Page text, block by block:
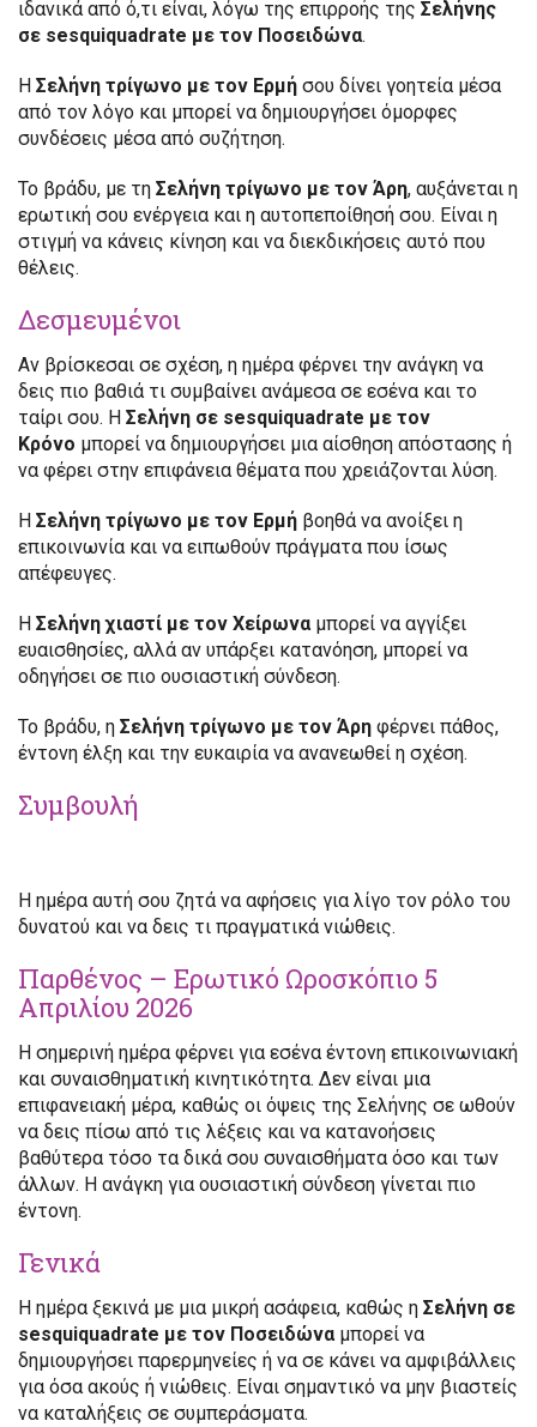
ιδανικά από ό,τι είναι, λόγω της επιρροής της Σελήνης
σε sesquiquadrate με τον Ποσειδώνα.
Η Σελήνη τρίγωνο με τον Ερμή σου δίνει γοητεία μέσα
από τον λόγο και μπορεί να δημιουργήσει όμορφες
συνδέσεις μέσα από συζήτηση.
Το βράδυ, με τη Σελήνη τρίγωνο με τον Άρη, αυξάνεται η
ερωτική σου ενέργεια και η αυτοπεποίθησή σου. Είναι η
στιγμή να κάνεις κίνηση και να διεκδικήσεις αυτό που
θέλεις.
Δεσμευμένοι
Αν βρίσκεσαι σε σχέση, η ημέρα φέρνει την ανάγκη να
δεις πιο βαθιά τι συμβαίνει ανάμεσα σε εσένα και το
ταίρι σου. Η Σελήνη σε sesquiquadrate με τον
Κρόνο μπορεί να δημιουργήσει μια αίσθηση απόστασης ή
να φέρει στην επιφάνεια θέματα που χρειάζονται λύση.
Η Σελήνη τρίγωνο με τον Ερμή βοηθά να ανοίξει η
επικοινωνία και να ειπωθούν πράγματα που ίσως
απέφευγες.
Η Σελήνη χιαστί με τον Χείρωναμπορεί να αγγίξει
ευαισθησίες, αλλά αν υπάρξει κατανόηση, μπορεί να
οδηγήσει σε πιο ουσιαστική σύνδεση.
Το βράδυ, η Σελήνη τρίγωνο με τον Άρη φέρνει πάθος,
έντονη έλξη και την ευκαιρία να ανανεωθεί η σχέση.
Συμβουλή
Η ημέρα αυτή σου ζητά να αφήσεις για λίγο τον ρόλο του
δυνατού και να δεις τι πραγματικά νιώθεις.
Παρθένος – Ερωτικό Ωροσκόπιο 5
Απριλίου 2026
Η σημερινή ημέρα φέρνει για εσένα έντονη επικοινωνιακή
και συναισθηματική κινητικότητα. Δεν είναι μια
επιφανειακή μέρα, καθώς οι όψεις της Σελήνης σε ωθούν
να δεις πίσω από τις λέξεις και να κατανοήσεις
βαθύτερα τόσο τα δικά σου συναισθήματα όσο και των
άλλων. Η ανάγκη για ουσιαστική σύνδεση γίνεται πιο
έντονη.
Γενικά
Η ημέρα ξεκινά με μια μικρή ασάφεια, καθώς η Σελήνη σε
sesquiquadrate με τον Ποσειδώναμπορεί να
δημιουργήσει παρερμηνείες ή να σε κάνει να αμφιβάλλεις
για όσα ακούς ή νιώθεις. Είναι σημαντικό να μην βιαστείς
να καταλήξεις σε συμπεράσματα.